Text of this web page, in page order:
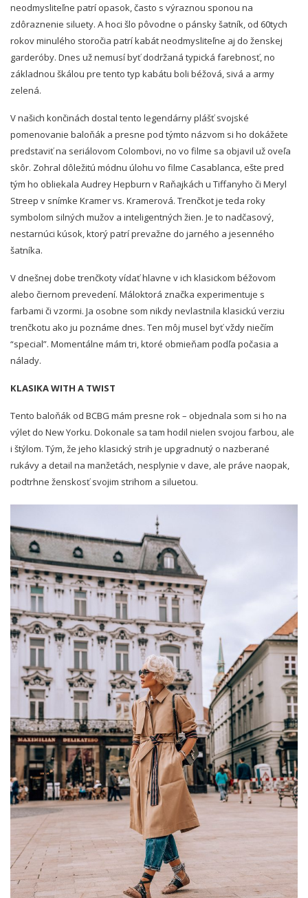
neodmysliteľne patrí opasok, často s výraznou sponou na
zdôraznenie siluety. A hoci šlo pôvodne o pánsky šatník, od 60tych
rokov minulého storočia patríkabát neodmysliteľne aj do ženskej
garderóby. Dnes užnemusíbyť dodržaná typická farebnosť, no
základnou škálou pre tento typ kabátu boli béžová, sivá a army
zelená.
V našich končinách dostal tento legendárny plášť svojské
pomenovanie baloňák a presne pod týmto názvom si ho dokážete
predstaviťna seriálovom Colombovi, no vo filme sa objavil už oveľa
skôr. Zohral dôležitú módnu úlohu vo filme Casablanca, ešte pred
tým ho obliekala Audrey Hepburn v Raňajkách u Tiffanyho či Meryl
Streep v snímke Kramer vs. Kramerová. Trenčkot je teda roky
symbolom silných mužov a inteligentných žien. Je to nadčasový,
nestarnúci kúsok, ktorýpatríprevažne do jarného a jesenného
šatníka.
V dnešnej dobe trenčkoty vídaťhlavne v ich klasickom béžovom
alebo čiernom prevedení. Máloktorá značka experimentuje s
farbami či vzormi. Ja osobne som nikdy nevlastnila klasickú verziu
trenčkotu ako ju poznáme dnes. Ten môj musel byťvždy niečím
“special”. Momentálne mám tri, ktoré obmieňam podľa počasia a
nálady.
KLASIKA WITH A TWIST
Tento baloňák od BCBG mám presne rok – objednala som si ho na
výlet do New Yorku. Dokonale sa tam hodil nielen svojou farbou, ale
i štýlom. Tým, že jeho klasický strih je upgradnutý o nazberané
rukávy a detail na manžetách, nesplynie v dave, ale práve naopak,
podtrhne ženskosť svojim strihom a siluetou.